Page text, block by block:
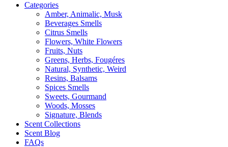
Categories
Amber, Animalic, Musk
Beverages Smells
Citrus Smells
Flowers, White Flowers
Fruits, Nuts
Greens, Herbs, Fougéres
Natural, Synthetic, Weird
Resins, Balsams
Spices Smells
Sweets, Gourmand
Woods, Mosses
Signature, Blends
Scent Collections
Scent Blog
FAQs